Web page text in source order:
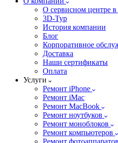
О сервисном центре
3D-Тур
История компании
Блог
Корпоративное
Доставка
Наши сертификаты
Оплата
Услуги
Ремонт iPhone
Ремонт iMac
Ремонт MacBook
Ремонт ноутбуков
Ремонт моноблоков
Ремонт компьютеров
Ремонт фотоаппаратов